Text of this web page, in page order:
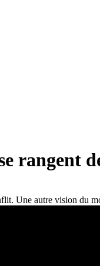
rangent
Une autre vision du